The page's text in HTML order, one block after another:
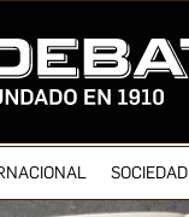
SOCIEDAD